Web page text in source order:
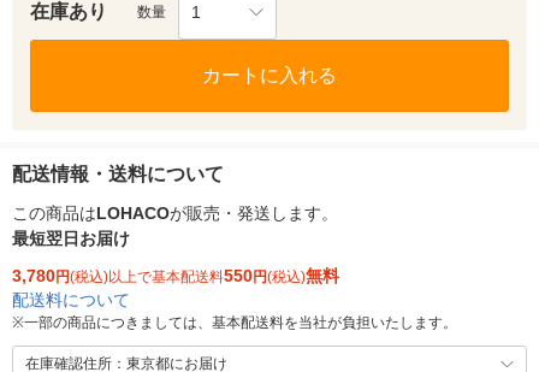
在庫あり 数量 1
カートに入れる
配送情報・送料について
この商品はLOHACOが販売・発送します。
最短翌日お届け
3,780円(税込)以上で基本配送料550円(税込)無料
配送料について
※一部の商品につきましては、基本配送料を当社が負担いたします。
在庫確認住所：東京都にお届け